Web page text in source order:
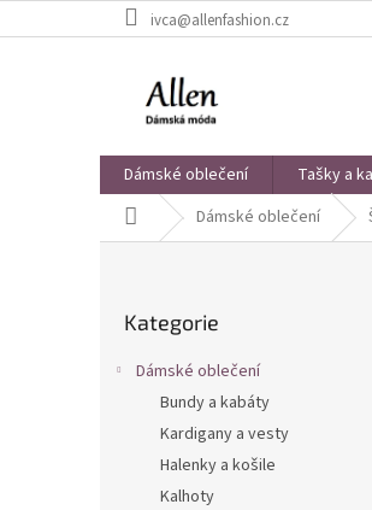
na
ivca@allenfashion.cz
Dámské oblečení Tašky a
Domů Dámské oblečení
kategorie
Kategorie
Dámské oblečení
Bundy a kabáty
Kardigany a vesty
Halenky a košile
Kalhoty